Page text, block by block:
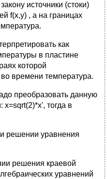
источники (стоки)
f(x,y) , a на границах
как
в пластине
которой
времени температура.
преобразовать данную
тогда в
решении уравнения
решения краевой
уравнений